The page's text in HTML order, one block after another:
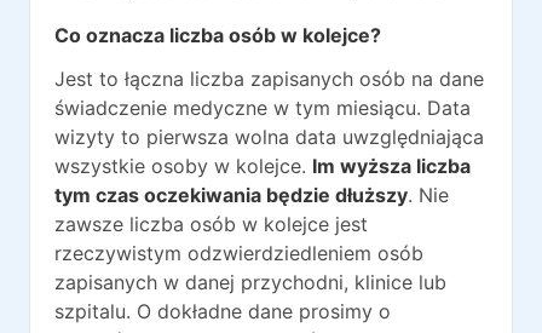
Co oznacza liczba osób w kolejce?
Jest to łączna liczba zapisanych osób na dane
świadczenie medyczne w tym miesiącu. Data
wizyty to pierwsza wolna data uwzględniająca
wszystkie osoby w kolejce. Im wyższa liczba
tym czas oczekiwania będzie dłuższy. Nie
zawsze liczba osób w kolejce jest
rzeczywistym odzwierdziedleniem osób
zapisanych w danej przychodni, klinice lub
szpitalu. O dokładne dane prosimy o